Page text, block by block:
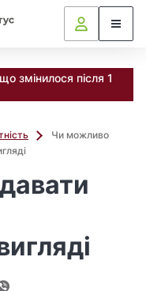
змінилося після 1
Чи можливо